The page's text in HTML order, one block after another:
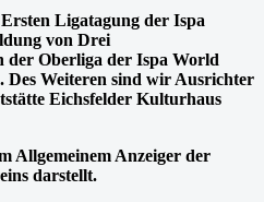
Ligatagung der Ispa
von Drei
der Oberliga der Ispa World
Des Weiteren sind wir Ausrichter
Eichsfelder Kulturhaus
Allgemeinem Anzeiger der
darstellt.